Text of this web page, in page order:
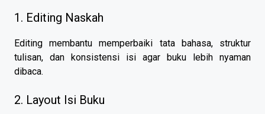
1. Editing Naskah
Editing membantu memperbaiki tata bahasa, struktur
tulisan, dan konsistensi isi agar buku lebih nyaman
dibaca.
2. Layout Isi Buku